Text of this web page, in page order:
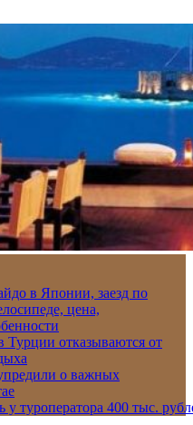
в Японии, заезд по
цена,
отказываются от
о важных
у туроператора 400 тыс.